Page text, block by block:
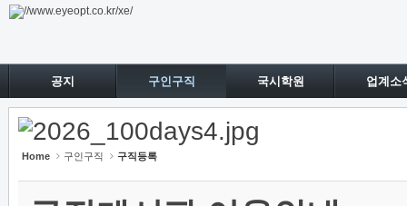
공지 구인구직 국시학원 업계소
Home 구인구직 구직등록